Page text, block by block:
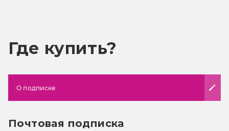
Где купить?
О подписке
Почтовая подписка